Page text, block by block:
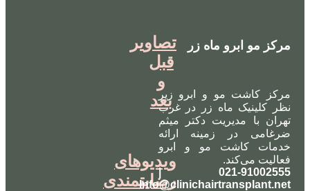
تصاویر
قبل
و
بعد
ویدیوهای
رضایتمندی
مرکز مو ابرو ماه زر
مرکز کاشت مو و ابرو زیر
نظر کلینیک ماه زر در غرب
تهران با مدیریت دکتر میثم
ضرغامی در زمینه ارائه
خدمات کاشت مو و ابرو
فعالیت می‌کند.
021-91002555 |
Info@clinichairtransplant.net